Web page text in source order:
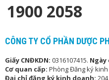
1900 2058
CÔNG TY CỔ PHẦN DƯỢC
Giấy CNĐKDN: 0316107415. Ngày
Cơ quan cấp: Phòng Đăng ký
Đại chỉ đăng ký kinh doanh: